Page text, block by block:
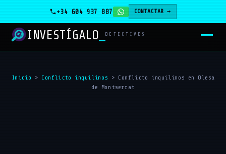
+34 604 937 887 CONTACTAR →
INVESTÍGALO DETECTIVES
Inicio > Conflicto inquilinos > Conflicto inquilinos en Olesa
de Montserrat